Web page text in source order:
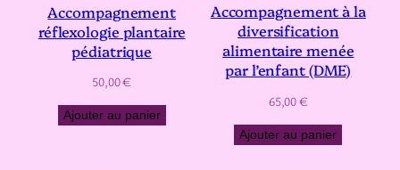
Accompagnement
réflexologie plantaire
pédiatrique
50,00€
Ajouter au panier
Accompagnement à la
diversification
alimentaire menée
par l’enfant (DME)
65,00€
Ajouter au panier